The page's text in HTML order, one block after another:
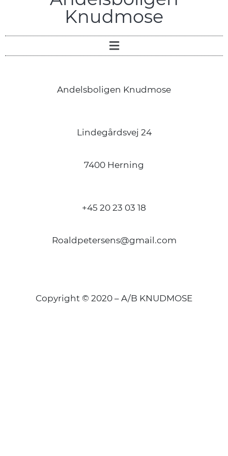
Knudmose
Andelsboligen Knudmose
Lindegårdsvej 24
7400 Herning
+45 20 23 03 18
Roaldpetersens@gmail.com
Copyright © 2020 – A/B KNUDMOSE